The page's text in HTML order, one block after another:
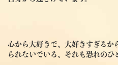
心から大好きで、大好きすぎるか
られないでいる、それも恐れのひ